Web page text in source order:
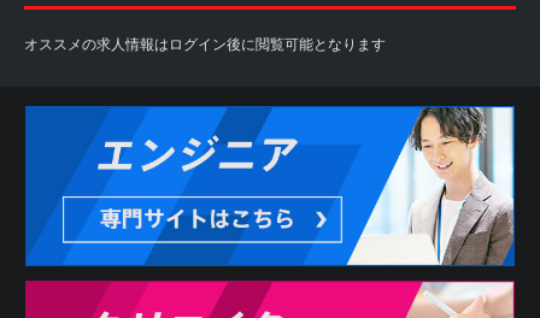
オススメの求人情報はログイン後に閲覧可能となります